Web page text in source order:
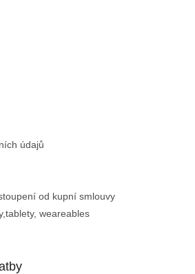
údajů
od kupní smlouvy
weareables